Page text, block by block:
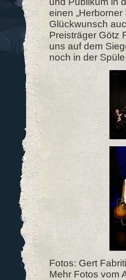
einen
Glückwunsch
Preisträger Götz
uns auf dem
noch in der
Fotos: Gert
Mehr Fotos vom